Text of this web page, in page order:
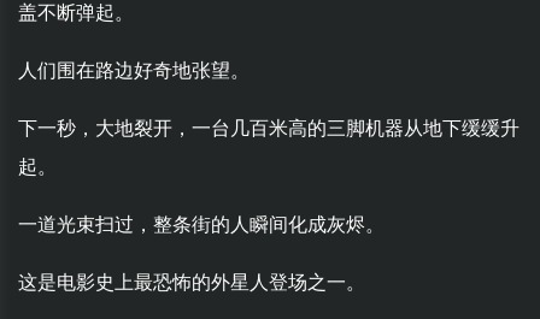
盖不断弹起。
人们围在路边好奇地张望。
下一秒，大地裂开，一台几百米高的三脚机器从地下缓缓升
起。
一道光束扫过，整条街的人瞬间化成灰烬。
这是电影史上最恐怖的外星人登场之一。